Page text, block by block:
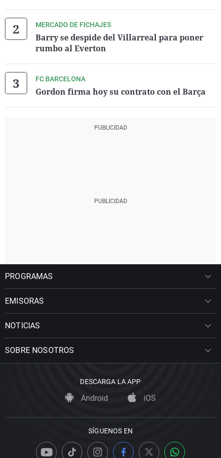
MERCADO DE FICHAJES
Barry se despide del Villarreal para poner
rumbo al Everton
FC BARCELONA
Gordon firma hoy su contrato con el Barça
PROGRAMAS
EMISORAS
NOTICIAS
SOBRE NOSOTROS
DESCARGA LA APP
Android iOS
SÍGUENOS EN